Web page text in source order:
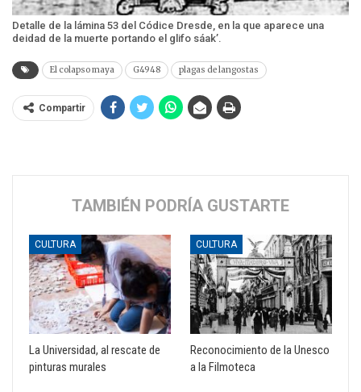
Detalle de la lámina 53 del Códice Dresde, en la que aparece una
deidad de la muerte portando el glifo sáak’.
El colapso maya G4948 plagas de langostas
Compartir
TAMBIÉN PODRÍA GUSTARTE
CULTURA
La Universidad, al rescate de
pinturas murales
CULTURA
Reconocimiento de la Unesco
a la Filmoteca